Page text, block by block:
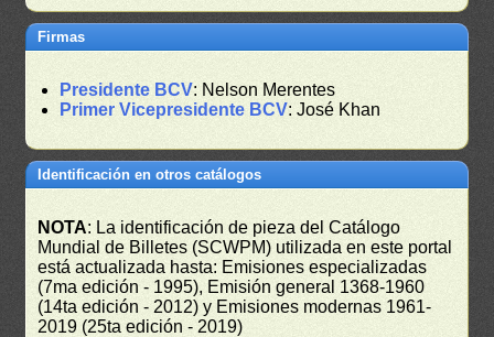
Firmas
Presidente BCV: Nelson Merentes
Primer Vicepresidente BCV: José Khan
Identificación en otros catálogos
NOTA: La identificación de pieza del Catálogo
Mundial de Billetes (SCWPM) utilizada en este portal
está actualizada hasta: Emisiones especializadas
(7ma edición - 1995), Emisión general 1368-1960
(14ta edición - 2012) y Emisiones modernas 1961-
2019 (25ta edición - 2019)